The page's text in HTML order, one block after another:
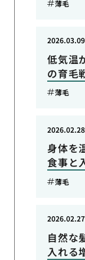
薄毛
低気温
の育毛
2026.03.09
薄毛
身体を
食事と
2026.02.28
薄毛
自然な
入れる
2026.02.27